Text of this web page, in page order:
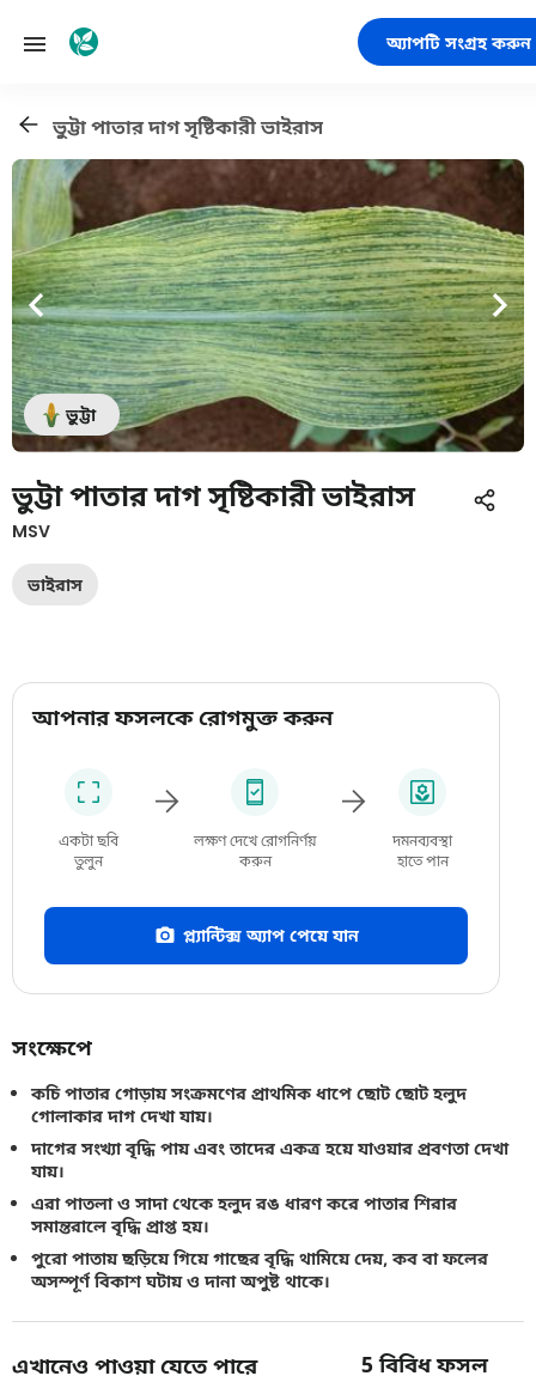
অ্যাপটি সংগ্রহ করুন
ভুট্টা পাতার দাগ সৃষ্টিকারী ভাইরাস
ভুট্টা
ভুট্টা পাতার দাগ সৃষ্টিকারী ভাইরাস
MSV
ভাইরাস
আপনার ফসলকে রোগমুক্ত করুন
একটা ছবি
তুলুন
লক্ষণ দেখে রোগনির্ণয়
করুন
দমনব্যবস্থা
হাতে পান
প্ল্যান্টিক্স অ্যাপ পেয়ে যান
সংক্ষেপে
কচি পাতার গোড়ায় সংক্রমণের প্রাথমিক ধাপে ছোট ছোট হলুদ
গোলাকার দাগ দেখা যায়।
দাগের সংখ্যা বৃদ্ধি পায় এবং তাদের একত্র হয়ে যাওয়ার প্রবণতা দেখা
যায়।
এরা পাতলা ও সাদা থেকে হলুদ রঙ ধারণ করে পাতার শিরার
সমান্তরালে বৃদ্ধি প্রাপ্ত হয়।
পুরো পাতায় ছড়িয়ে গিয়ে গাছের বৃদ্ধি থামিয়ে দেয়, কব বা ফলের
অসম্পূর্ণ বিকাশ ঘটায় ও দানা অপুষ্ট থাকে।
এখানেও পাওয়া যেতে পারে 5বিবিধ ফসল